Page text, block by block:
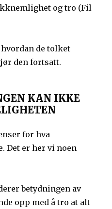
og tro (Fil
de tolket
den fortsatt.
KAN IKKE
for hva
Det er her vi noen
betydningen av
opp med å tro at alt